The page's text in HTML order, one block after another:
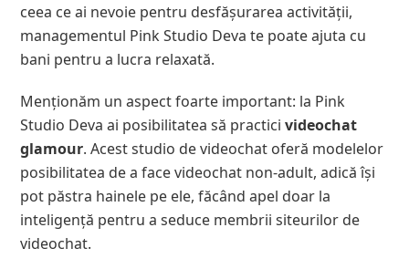
ceea ce ai nevoie pentru desfășurarea activității,
managementul Pink Studio Deva te poate ajuta cu
bani pentru a lucra relaxată.
Menționăm un aspect foarte important: la Pink
Studio Deva ai posibilitatea să practicivideochat
glamour. Acest studio de videochat oferă modelelor
posibilitatea de a face videochat non-adult, adică își
pot păstra hainele pe ele, făcând apel doar la
inteligență pentru a seduce membrii siteurilor de
videochat.